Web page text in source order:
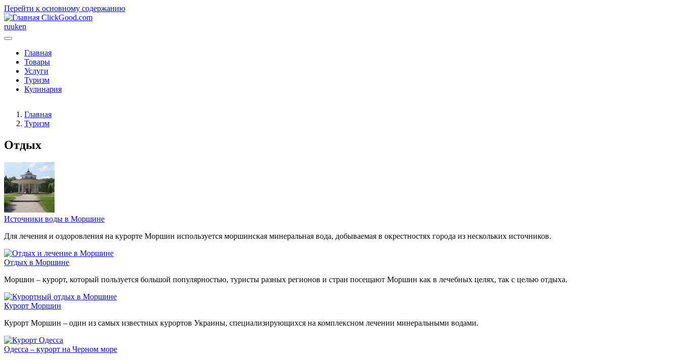
Перейти к основному содержанию
ClickGood.com
ruuken
Главная
Товары
Услуги
Туризм
Кулинария
Главная
Туризм
Отдых
Источники воды в Моршине
Для лечения и оздоровления на курорте Моршин используется моршинская минеральная вода, добываемая в окрестностях города из нескольких источников.
Отдых в Моршине
Моршин – курорт, который пользуется большой популярностью, туристы разных регионов и стран посещают Моршин как в лечебных целях, так с целью отдыха.
Курорт Моршин
Курорт Моршин – один из самых известных курортов Украины, специализирующихся на комплексном лечении минеральными водами.
Одесса – курорт на Черном море